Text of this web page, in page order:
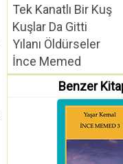
Tek Kanatlı Bir Kuş
Kuşlar Da Gitti
Yılanı Öldürseler
İnce Memed
Benzer